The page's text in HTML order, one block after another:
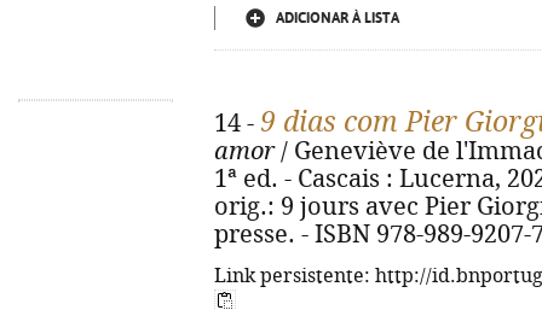
ADICIONAR À LISTA
14 - 9 dias com Pier
amor/ Geneviève de
1ª ed. - Cascais : Lucerna,
orig.: 9 jours avec Pier
presse. - ISBN 978-989-9207-
Link persistente: http://